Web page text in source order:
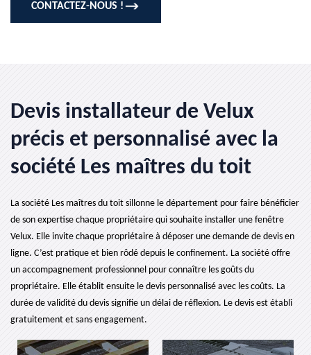
CONTACTEZ-NOUS !
Devis installateur de Velux
précis et personnalisé avec la
société Les maîtres du toit
La société Les maîtres du toit sillonne le département pour faire bénéficier
de son expertise chaque propriétaire qui souhaite installer une fenêtre
Velux. Elle invite chaque propriétaire à déposer une demande de devis en
ligne. C’est pratique et bien rôdé depuis le confinement. La société offre
un accompagnement professionnel pour connaître les goûts du
propriétaire. Elle établit ensuite le devis personnalisé avec les coûts. La
durée de validité du devis signifie un délai de réflexion. Le devis est établi
gratuitement et sans engagement.